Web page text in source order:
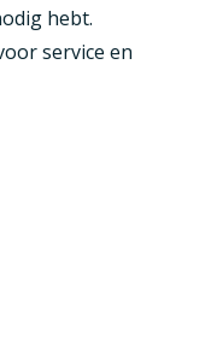
hebt.
service en